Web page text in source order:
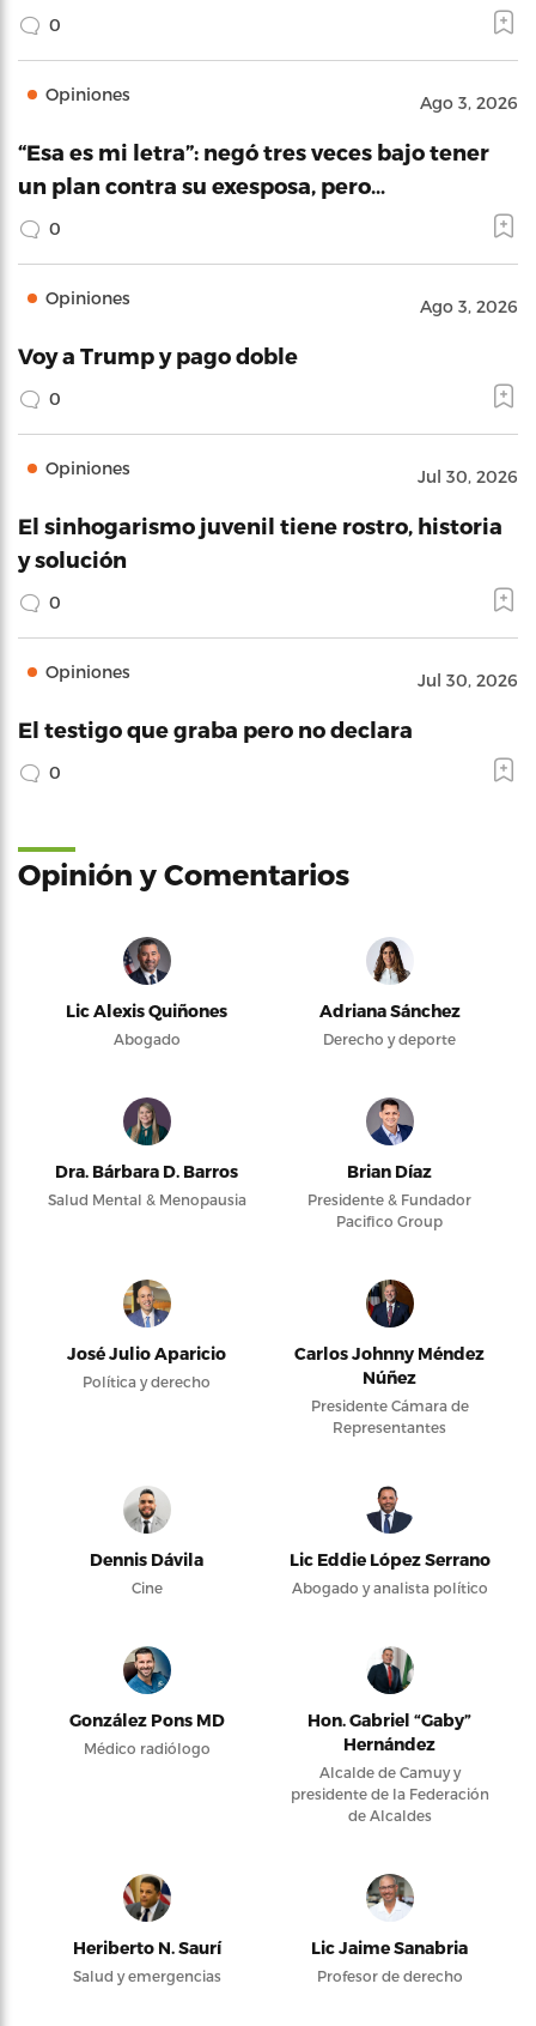
0
Opiniones Ago 3, 2026
“Esa es mi letra”: negó tres veces bajo tener
un plan contra su exesposa, pero…
0
Opiniones Ago 3, 2026
Voy a Trump y pago doble
0
Opiniones Jul 30, 2026
El sinhogarismo juvenil tiene rostro, historia
y solución
0
Opiniones Jul 30, 2026
El testigo que graba pero no declara
0
Opinión y Comentarios
Lic Alexis Quiñones
Abogado
Adriana Sánchez
Derecho y deporte
Dra. Bárbara D. Barros
Salud Mental & Menopausia
Brian Díaz
Presidente & Fundador
Pacifico Group
José Julio Aparicio
Política y derecho
Carlos Johnny Méndez
Núñez
Presidente Cámara de
Representantes
Dennis Dávila
Cine
Lic Eddie López Serrano
Abogado y analista político
González Pons MD
Médico radiólogo
Hon. Gabriel “Gaby”
Hernández
Alcalde de Camuy y
presidente de la Federación
de Alcaldes
Heriberto N. Saurí
Salud y emergencias
Lic Jaime Sanabria
Profesor de derecho